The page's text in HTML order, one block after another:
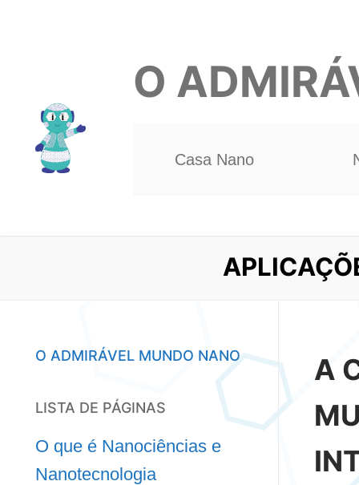
conteúdo
O
Casa Nano
A
O ADMIRÁVEL MUNDO NANO
LISTA DE PÁGINAS
O que é Nanociências e
Nanotecnologia